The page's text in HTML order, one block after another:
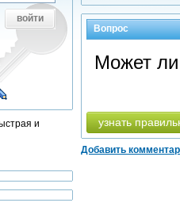
Вопрос
Может ли
узнать
Добавить
войти
и